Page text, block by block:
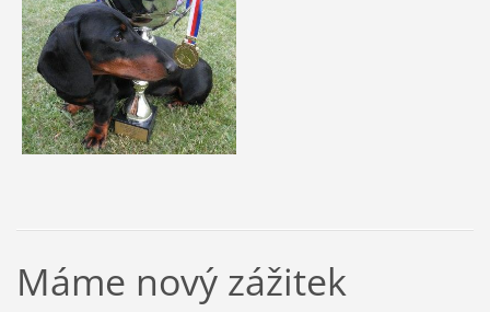
Máme nový zážitek